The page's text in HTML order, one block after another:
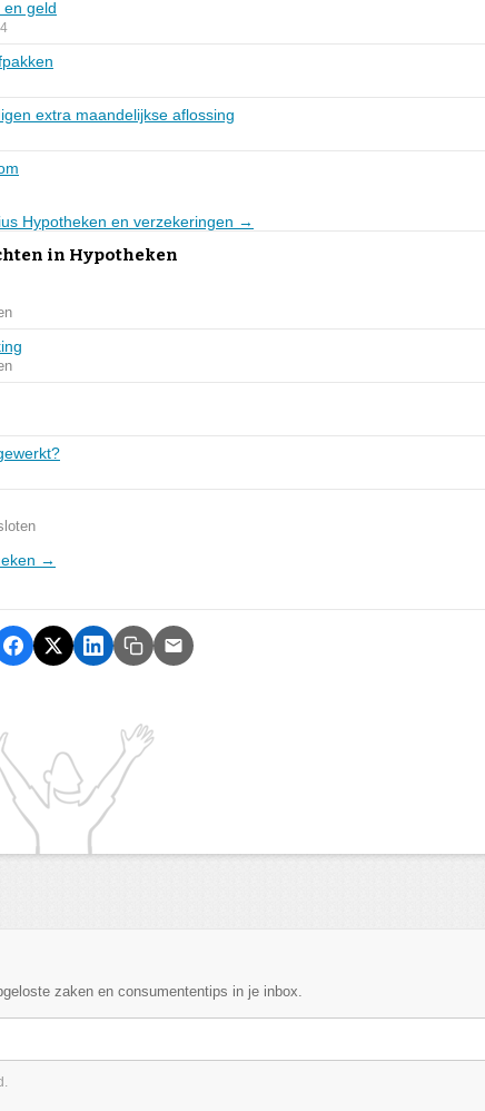
geld
extra maandelijkse aflossing
Hypotheken en verzekeringen →
in Hypotheken
→
zaken en consumententips in je inbox.